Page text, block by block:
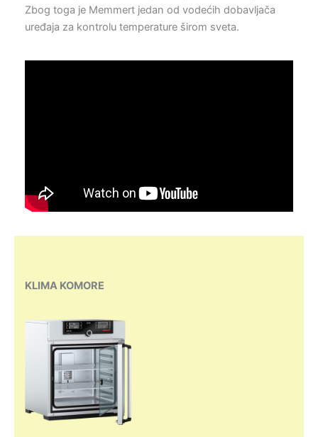
Zbog toga je Memmert jedan od vodećih dobavljača
uređaja za kontrolu temperature širom sveta.
KLIMA KOMORE